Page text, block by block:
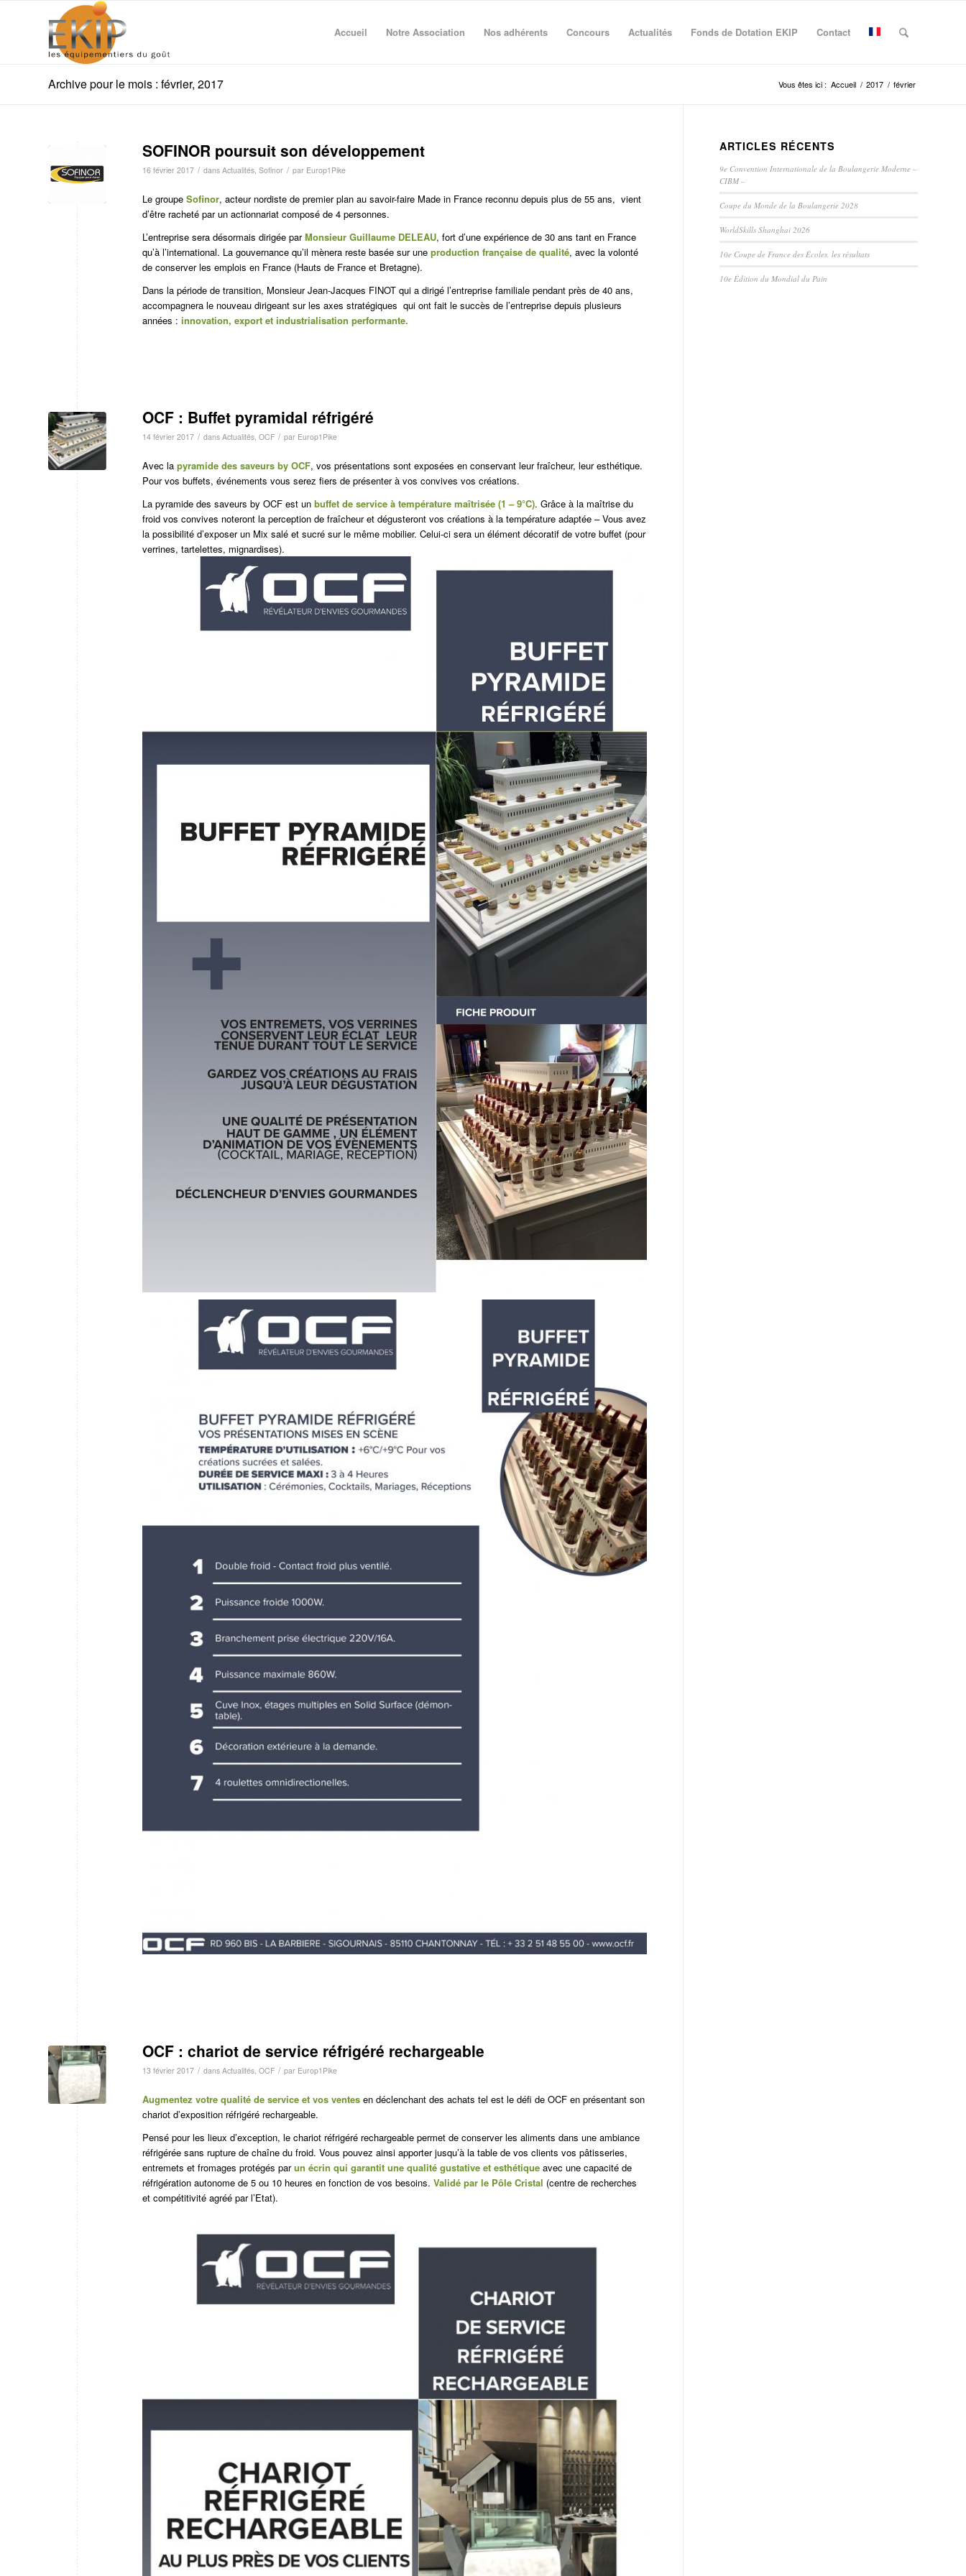
Accueil Notre Association Nos adhérents Concours Actualités Fonds de Dotation EKIP Contact
Archive pour le mois : février, 2017 Vous êtes ici : Accueil / 2017 / février
SOFINOR poursuit son développement
16 février 2017 / dans Actualités, Sofinor / par Europ1Pike
Le groupe Sofinor, acteur nordiste de premier plan au savoir-faire Made in France reconnu depuis plus de 55 ans, vient
d’être racheté par un actionnariat composé de 4 personnes.
L’entreprise sera désormais dirigée parMonsieur Guillaume DELEAU, fort d’une expérience de 30 ans tant en France
qu’à l’international. La gouvernance qu’il mènera reste basée sur une production française de qualité, avec la volonté
de conserver les emplois en France (Hauts de France et Bretagne).
Dans la période de transition, Monsieur Jean-Jacques FINOT qui a dirigé l’entreprise familiale pendant près de 40 ans,
accompagnera le nouveau dirigeant sur les axes stratégiques qui ont fait le succès de l’entreprise depuis plusieurs
années : innovation, export et industrialisation performante.
OCF : Buffet pyramidal réfrigéré
14 février 2017 / dans Actualités, OCF / par Europ1Pike
Avec la pyramide des saveurs by OCF, vos présentations sont exposées en conservant leur fraîcheur, leur esthétique.
Pour vos buffets, événements vous serez fiers de présenter à vos convives vos créations.
La pyramide des saveurs by OCF est un buffet de service à température maîtrisée (1 – 9°C). Grâce à la maîtrise du
froid vos convives noteront la perception de fraîcheur et dégusteront vos créations à la température adaptée – Vous avez
la possibilité d’exposer un Mix salé et sucré sur le même mobilier. Celui-ci sera un élément décoratif de votre buffet (pour
verrines, tartelettes, mignardises).
OCF : chariot de service réfrigéré rechargeable
13 février 2017 / dans Actualités OCF / par Europ1Pike
Augmentez votre qualité de service et vos ventes en déclenchant des achats tel est le défi de OCF en présentant son
chariot d’exposition réfrigéré rechargeable.
Pensé pour les lieux d’exception, le chariot réfrigéré rechargeable permet de conserver les aliments dans une ambiance
réfrigérée sans rupture de chaîne du froid. Vous pouvez ainsi apporter jusqu’à la table de vos clients vos pâtisseries,
entremets et fromages protégés parun écrin qui garantit une qualité gustative et esthétique avec une capacité de
réfrigération autonome de 5 ou 10 heures en fonction de vos besoins. Validé par le Pôle Cristal (centre de recherches
et compétitivité agréé par l’Etat).
ARTICLES RÉCENTS
9e Convention Internationale de la Boulangerie Moderne –
CIBM –
Coupe du Monde de la Boulangerie 2028
WorldSkills Shanghai 2026
10e Coupe de France des Écoles, les résultats
10e Édition du Mondial du Pain